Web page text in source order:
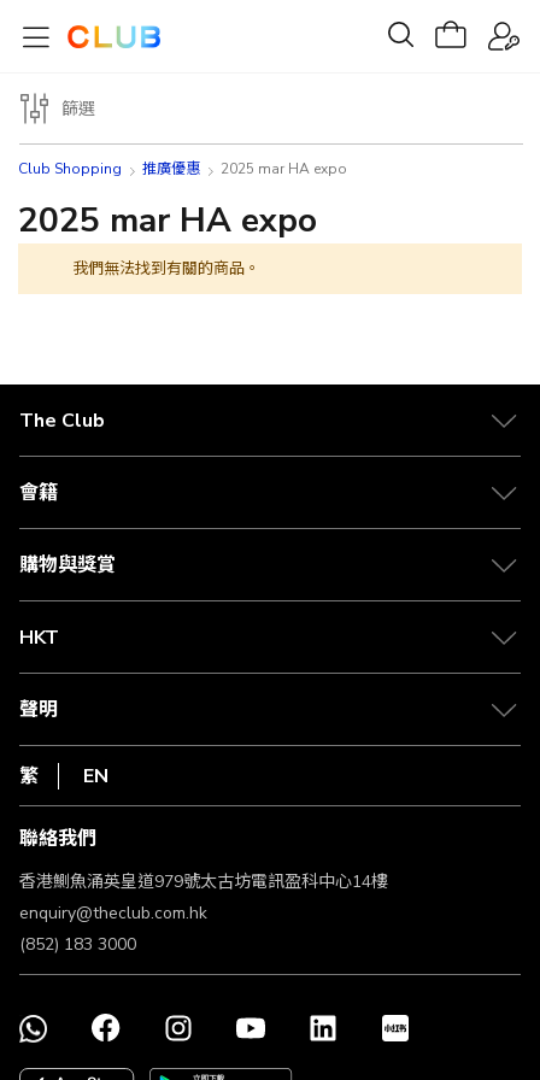
Club Shopping 推廣優惠 2025 mar HA expo
2025 mar HA expo
我們無法找到有關的商品。
篩選
The Club
關於 The Club
合作夥伴
媒體中心
會籍
會籍及專屬禮遇
賺取積分
購物與獎賞
物流與配送
Club Shopping 商品領取站
常見問題
HKT
csl.
1010
HKT
聲明
私隱聲明
使用條款
條款及細則
不歧視及不騷擾聲明
認可牌照及通告
繁 EN
聯絡我們
香港鰂魚涌英皇道979號太古坊電訊盈科中心14樓
enquiry@theclub.com.hk
(852) 183 3000